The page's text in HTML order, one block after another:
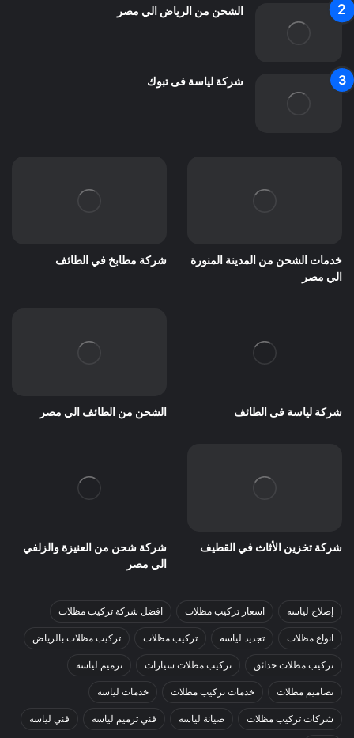
الشحن من الرياض الي مصر
شركة لياسة فى تبوك
خدمات الشحن من المدينة المنورة
الي مصر
شركة مطابخ في الطائف
شركة لياسة فى الطائف الشحن من الطائف الي مصر
شركة تخزين الأثاث في القطيف
شركة شحن من العنيزة والزلفي
الي مصر
إصلاح لياسه اسعار تركيب مظلات افضل شركة تركيب مظلات
انواع مظلات تجديد لياسه تركيب مظلات تركيب مظلات بالرياض
تركيب مظلات حدائق تركيب مظلات سيارات ترميم لياسه
تصاميم مظلات خدمات تركيب مظلات خدمات لياسه
شركات تركيب مظلات صيانة لياسه فني ترميم لياسه فني لياسه